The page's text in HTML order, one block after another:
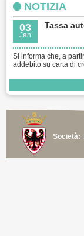
NOTIZIA
03
Jan
Tassa
Si informa che, a
addebito su carta di
Società: